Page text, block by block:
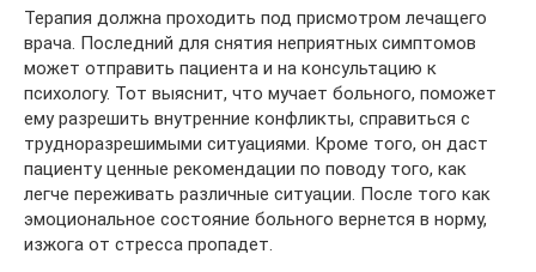
Терапия должна проходить под присмотром лечащего
врача. Последний для снятия неприятных симптомов
может отправить пациента и на консультацию к
психологу. Тот выяснит, что мучает больного, поможет
ему разрешить внутренние конфликты, справиться с
трудноразрешимыми ситуациями. Кроме того, он даст
пациенту ценные рекомендации по поводу того, как
легче переживать различные ситуации. После того как
эмоциональное состояние больного вернется в норму,
изжога от стресса пропадет.